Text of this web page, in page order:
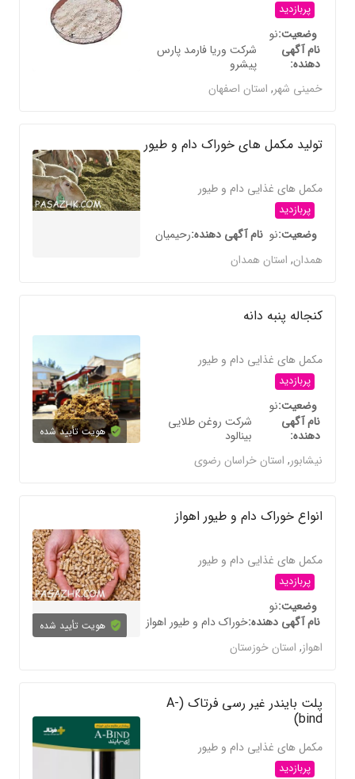
پربازدید
وضعیتنو
نام آگهی
دهنده
شرکت وریا فارمد پارس
پیشرو
خمینی شهر,استان اصفهان
تولید مکمل های خوراک دام و طیور
مکمل های غذایی دام و طیور
پربازدید
وضعیتنو نام آگهی دهندهرحیمیان
همدان,استان همدان
کنجاله پنبه دانه
مکمل های غذایی دام و طیور
پربازدید
وضعیتنو
نام آگهی
دهنده
شرکت روغن طلایی
بینالود
نیشابور,استان خراسان رضوی
هویت تأیید شده
انواع خوراک دام و طیور اهواز
مکمل های غذایی دام و طیور
پربازدید
وضعیتنو
نام آگهی دهندهخوراک دام و طیور اهواز
اهواز,استان خوزستان
هویت تأیید شده
پلت بایندر غیر رسی فرتاک (A-
bind)
مکمل های غذایی دام و طیور
پربازدید